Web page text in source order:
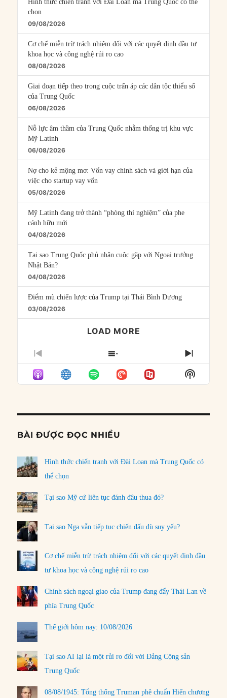
Hình thức chiến tranh với Đài Loan mà Trung Quốc có thể
chọn
09/08/2026
Cơ chế miễn trừ trách nhiệm đối với các quyết định đầu tư
khoa học và công nghệ rủi ro cao
08/08/2026
Giai đoạn tiếp theo trong cuộc trấn áp các dân tộc thiểu số
của Trung Quốc
06/08/2026
Nỗ lực âm thầm của Trung Quốc nhằm thống trị khu vực
Mỹ Latinh
06/08/2026
Nợ cho kẻ mộng mơ: Vốn vay chính sách và giới hạn của
việc cho startup vay vốn
05/08/2026
Mỹ Latinh đang trở thành “phòng thí nghiệm” của phe
cánh hữu mới
04/08/2026
Tại sao Trung Quốc phủ nhận cuộc gặp với Ngoại trưởng
Nhật Bản?
04/08/2026
Điểm mù chiến lược của Trump tại Thái Bình Dương
03/08/2026
LOAD MORE
PREVIOUS
EPISODE
SHOW
EPISODES
LIST
NEXT
Show
Podcast
BÀI ĐƯỢC ĐỌC NHIỀU
Hình thức chiến tranh với Đài Loan mà Trung Quốc có
thể chọn
Tại sao Mỹ cứ liên tục đánh đâu thua đó?
Tại sao Nga vẫn tiếp tục chiến đấu dù suy yếu?
Cơ chế miễn trừ trách nhiệm đối với các quyết định đầu
tư khoa học và công nghệ rủi ro cao
Chính sách ngoại giao của Trump đang đẩy Thái Lan về
phía Trung Quốc
Thế giới hôm nay: 10/08/2026
Tại sao AI lại là một rủi ro đối với Đảng Cộng sản
Trung Quốc
08/08/1945: Tổng thống Truman phê chuẩn Hiến chương